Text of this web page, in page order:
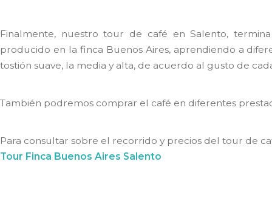
Finalmente, nuestro tour de café en Salento,
producido en la finca Buenos Aires, aprendiendo a
tostión suave, la media y alta, de acuerdo al gusto de
También podremos comprar el café en diferentes
Para consultar sobre el recorrido y precios del tour de
Tour Finca Buenos Aires Salento